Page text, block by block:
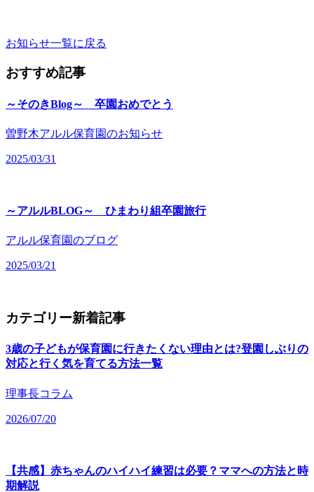
お知らせ一覧に戻る
おすすめ記事
～そのきBlog～ 卒園おめでとう
曽野木アルル保育園のお知らせ
2025/03/31
～アルルBLOG～ ひまわり組卒園旅行
アルル保育園のブログ
2025/03/21
カテゴリー新着記事
3歳の子どもが保育園に行きたくない理由とは?登園しぶりの
対応と行く気を育てる方法一覧
理事長コラム
2026/07/20
【共感】赤ちゃんのハイハイ練習は必要？ママへの方法と時
期解説